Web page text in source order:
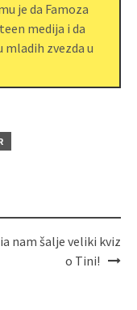
je da Famoza
medija i da
mladih zvezda u
nam šalje veliki kviz
o Tini!